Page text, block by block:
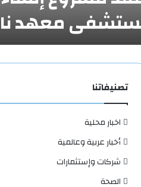
معهد
تصنيفاتنا
اخبار محلية
أخبار عربية وعالمية
شركات وإستثمارات
الصحة